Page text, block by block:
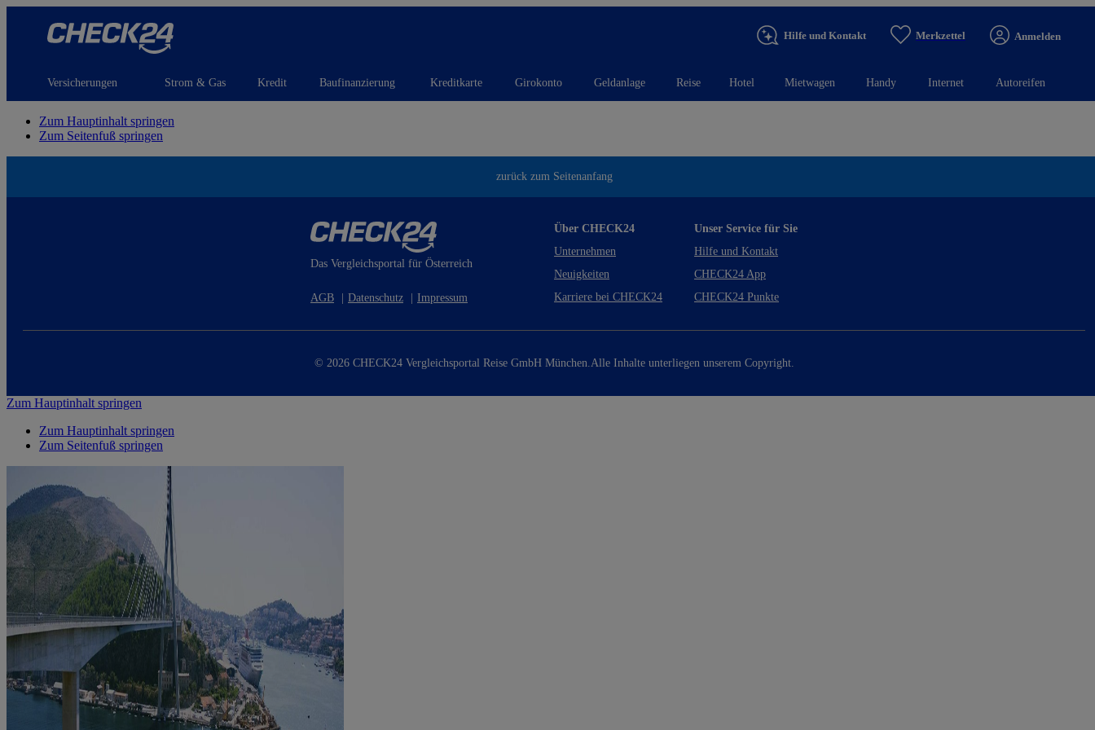
Hilfe und Kontakt Merkzettel Anmelden
Versicherungen Strom & Gas Kredit Baufinanzierung Kreditkarte Girokonto Geldanlage Reise Hotel Mietwagen Handy Internet Autoreifen
Zum Hauptinhalt springen
Zum Seitenfuß springen
zurück zum Seitenanfang
Das Vergleichsportal für Österreich
AGB Datenschutz Impressum
Über CHECK24
Unternehmen
Neuigkeiten
Karriere bei CHECK24
Unser Service für Sie
Hilfe und Kontakt
CHECK24 App
CHECK24 Punkte
© 2026 CHECK24 Vergleichsportal Reise GmbH München.Alle Inhalte unterliegen unserem Copyright.
Zum Hauptinhalt springen
Zum Hauptinhalt springen
Zum Seitenfuß springen